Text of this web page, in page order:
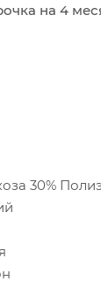
на 4
30%